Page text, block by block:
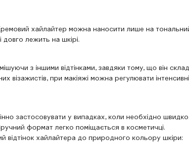
хайлайтер можна наносити лише на
лежить на шкірі.
з іншими відтінками, завдяки тому, що він
візажистів, при макіяжі можна регулювати
застосовувати у випадках, коли необхідно
формат легко поміщається в косметичці.
відтінок хайлайтера до природного кольору шкіри: